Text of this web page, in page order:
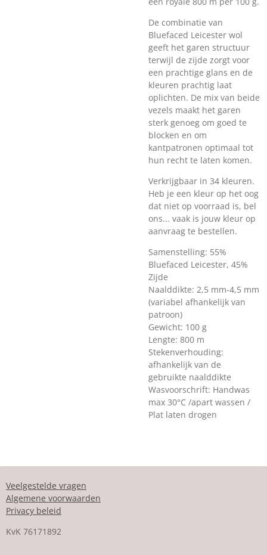
De combinatie van
Bluefaced Leicester wol
geeft het garen structuur
terwijl de zijde zorgt voor
een prachtige glans en de
kleuren prachtig laat
oplichten. De mix van beide
vezels maakt het garen
sterk genoeg om goed te
blocken en om
kantpatronen optimaal tot
hun recht te laten komen.
Verkrijgbaar in 34 kleuren.
Heb je een kleur op het oog
dat niet op voorraad is, bel
ons... vaak is jouw kleur op
aanvraag te bestellen.
Samenstelling: 55%
Bluefaced Leicester, 45%
Zijde
Naalddikte: 2,5 mm-4,5 mm
(variabel afhankelijk van
patroon)
Gewicht: 100 g
Lengte: 800 m
Stekenverhouding:
afhankelijk van de
gebruikte naalddikte
Wasvoorschrift: Handwas
max 30°C /apart wassen /
Plat laten drogen
Veelgestelde vragen
Algemene voorwaarden
Privacy beleid
KvK 76171892